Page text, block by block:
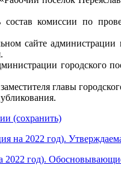
комиссии по
сайте администрации
городского
главы
(сохранить)
на 2022 год).
2022 год).